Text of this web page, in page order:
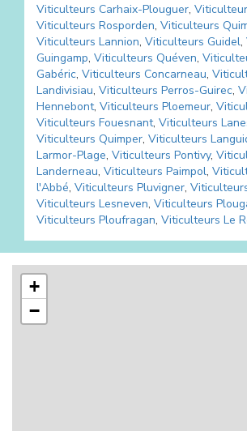
Viticulteurs Carhaix-Plouguer,
Viticulteurs Rosporden, Viticulteurs
Viticulteurs Lannion, Viticulteurs Guidel,
Guingamp, Viticulteurs Quéven,
Gabéric, Viticulteurs Concarneau,
Landivisiau, Viticulteurs Perros-Guirec,
Hennebont, Viticulteurs Ploemeur,
Viticulteurs Fouesnant, Viticulteurs
Viticulteurs Quimper, Viticulteurs
Larmor-Plage, Viticulteurs Pontivy,
Landerneau, Viticulteurs Paimpol,
l'Abbé, Viticulteurs Pluvigner,
Viticulteurs Lesneven, Viticulteurs
Viticulteurs Ploufragan, Viticulteurs Le
+
−